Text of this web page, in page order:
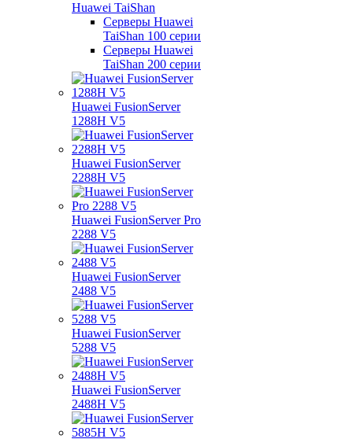
Huawei TaiShan
Серверы Huawei
TaiShan 100 серии
Серверы Huawei
TaiShan 200 серии
Huawei FusionServer
1288H V5
Huawei FusionServer
2288H V5
Huawei FusionServer Pro
2288 V5
Huawei FusionServer
2488 V5
Huawei FusionServer
5288 V5
Huawei FusionServer
2488H V5